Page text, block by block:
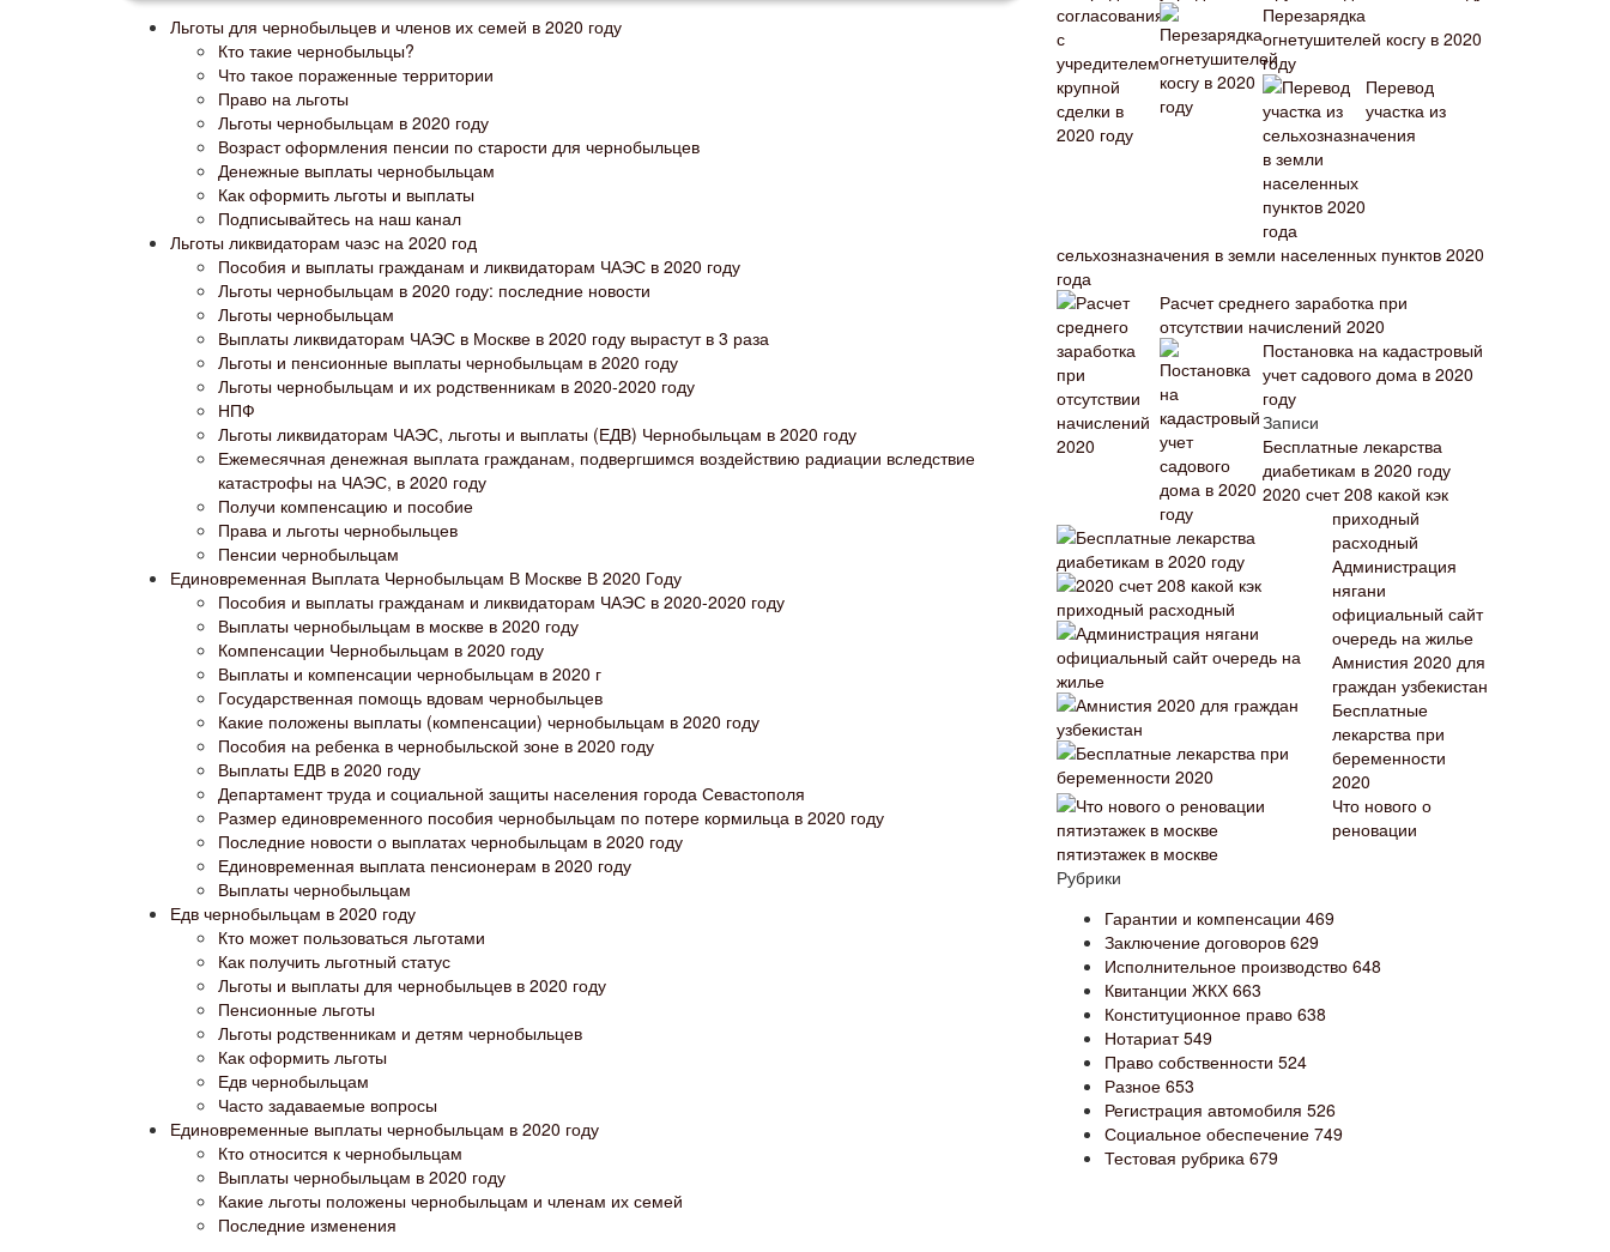
Льготы для чернобыльцев и членов их семей в 2020 году
Кто такие чернобыльцы?
Что такое пораженные территории
Право на льготы
Льготы чернобыльцам в 2020 году
Возраст оформления пенсии по старости для чернобыльцев
Денежные выплаты чернобыльцам
Как оформить льготы и выплаты
Подписывайтесь на наш канал
Льготы ликвидаторам чаэс на 2020 год
Пособия и выплаты гражданам и ликвидаторам ЧАЭС в 2020 году
Льготы чернобыльцам в 2020 году: последние новости
Льготы чернобыльцам
Выплаты ликвидаторам ЧАЭС в Москве в 2020 году вырастут в 3 раза
Льготы и пенсионные выплаты чернобыльцам в 2020 году
Льготы чернобыльцам и их родственникам в 2020-2020 году
НПФ
Льготы ликвидаторам ЧАЭС, льготы и выплаты (ЕДВ) Чернобыльцам в 2020 году
Ежемесячная денежная выплата гражданам, подвергшимся воздействию радиации вследствие
катастрофы на ЧАЭС, в 2020 году
Получи компенсацию и пособие
Права и льготы чернобыльцев
Пенсии чернобыльцам
Единовременная Выплата Чернобыльцам В Москве В 2020 Году
Пособия и выплаты гражданам и ликвидаторам ЧАЭС в 2020-2020 году
Выплаты чернобыльцам в москве в 2020 году
Компенсации Чернобыльцам в 2020 году
Выплаты и компенсации чернобыльцам в 2020 г
Государственная помощь вдовам чернобыльцев
Какие положены выплаты (компенсации) чернобыльцам в 2020 году
Пособия на ребенка в чернобыльской зоне в 2020 году
Выплаты ЕДВ в 2020 году
Департамент труда и социальной защиты населения города Севастополя
Размер единовременного пособия чернобыльцам по потере кормильца в 2020 году
Последние новости о выплатах чернобыльцам в 2020 году
Единовременная выплата пенсионерам в 2020 году
Выплаты чернобыльцам
Едв чернобыльцам в 2020 году
Кто может пользоваться льготами
Как получить льготный статус
Льготы и выплаты для чернобыльцев в 2020 году
Пенсионные льготы
Льготы родственникам и детям чернобыльцев
Как оформить льготы
Едв чернобыльцам
Часто задаваемые вопросы
Единовременные выплаты чернобыльцам в 2020 году
Кто относится к чернобыльцам
Выплаты чернобыльцам в 2020 году
Какие льготы положены чернобыльцам и членам их семей
Последние изменения
Перезарядка
огнетушителей косгу в 2020
году
Перевод
участка из
сельхозназначения в земли населенных пунктов 2020
года
Расчет среднего заработка при
отсутствии начислений 2020
Постановка на кадастровый
учет садового дома в 2020
году
Записи
Бесплатные лекарства
диабетикам в 2020 году
2020 счет 208 какой кэк
приходный
расходный
Администрация
нягани
официальный сайт
очередь на жилье
Амнистия 2020 для
граждан узбекистан
Бесплатные
лекарства при
беременности
2020
Что нового о
реновации
пятиэтажек в москве
Рубрики
Гарантии и компенсации 469
Заключение договоров 629
Исполнительное производство 648
Квитанции ЖКХ 663
Конституционное право 638
Нотариат549
Право собственности 524
Разное 653
Регистрация автомобиля 526
Социальное обеспечение 749
Тестовая рубрика 679